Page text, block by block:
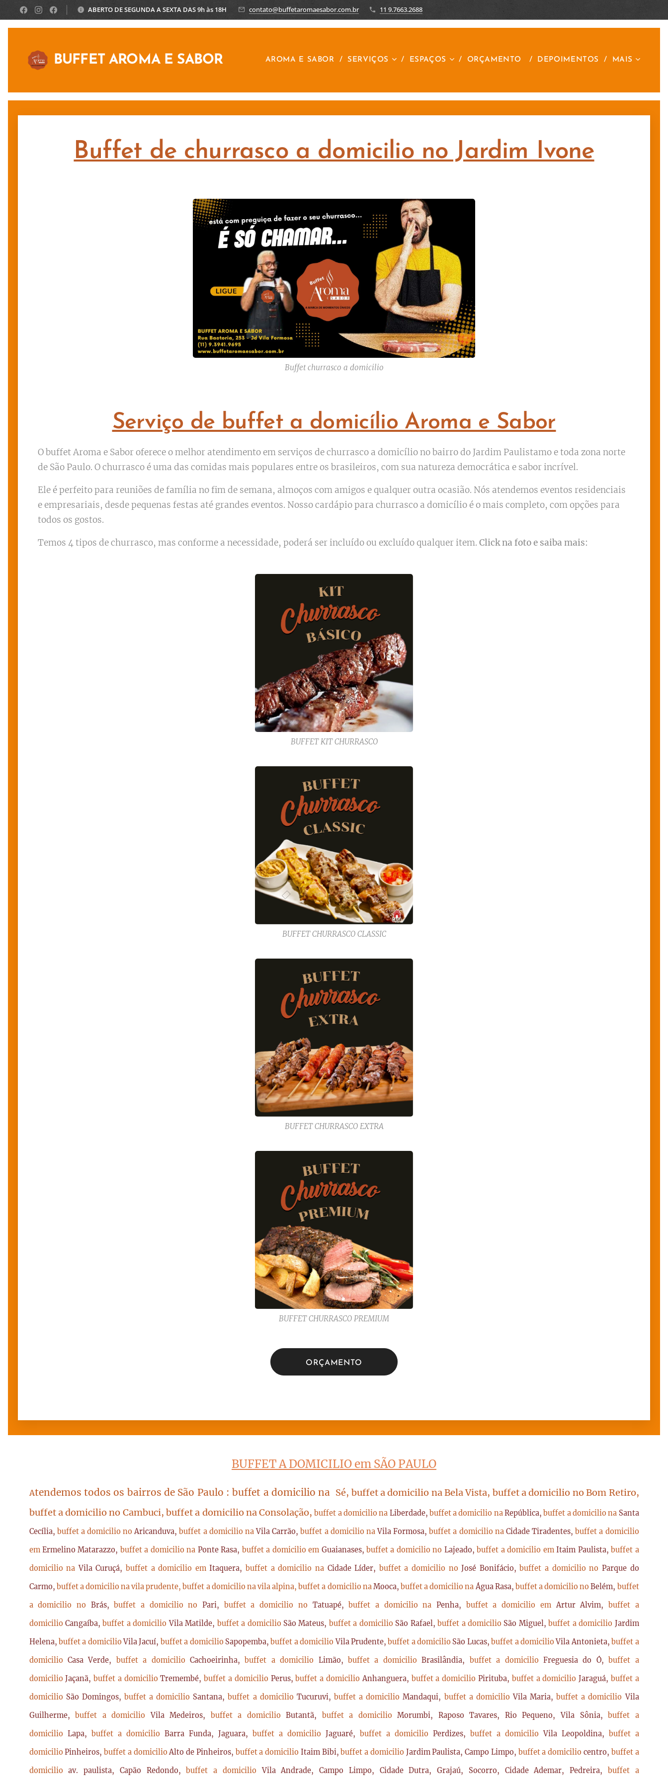
ABERTO DE SEGUNDA A SEXTA DAS 9h às 18H contato@buffetaromaesabor.com.br 11 9.7663.2688
BUFFET AROMA E SABOR AROMA E SABOR SERVIÇOS ESPAÇOS ORÇAMENTO DEPOIMENTOS MAIS
Buffet de churrasco a domicilio no Jardim Ivone
Buffet churrasco a domicilio
Serviço de buffet a domicílio Aroma e Sabor
O buffet Aroma e Sabor oferece o melhor atendimento em serviços de churrasco a domicílio no bairro do Jardim Paulistamo e toda zona norte
de São Paulo. O churrasco é uma das comidas mais populares entre os brasileiros, com sua natureza democrática e sabor incrível.
Ele é perfeito para reuniões de família no fim de semana, almoços com amigos e qualquer outra ocasião. Nós atendemos eventos residenciais
e empresariais, desde pequenas festas até grandes eventos. Nosso cardápio para churrasco a domicílio é o mais completo, com opções para
todos os gostos.
Temos 4 tipos de churrasco, mas conforme a necessidade, poderá ser incluído ou excluído qualquer item. Click na foto e saiba mais:
BUFFET KIT CHURRASCO
BUFFET CHURRASCO CLASSIC
BUFFET CHURRASCO EXTRA
BUFFET CHURRASCO PREMIUM
ORÇAMENTO
BUFFET A DOMICILIO em SÃO PAULO
Atendemos todos os bairros de São Paulo : buffet a domicilio na Sé, buffet a domicilio na Bela Vista, buffet a domicilio no Bom Retiro,
buffet a domicilio no Cambuci, buffet a domicilio na Consolação,buffet a domicilio na Liberdade, buffet a domicilio naRepública, buffet a domicilio na Santa
Cecília, buffet a domicilio noAricanduva, buffet a domicilio naVila Carrão, buffet a domicilio na Vila Formosa, buffet a domicilio na Cidade Tiradentes, buffet a domicilio
em Ermelino Matarazzo, buffet a domicilio na Ponte Rasa, buffet a domicilio em Guaianases, buffet a domicilio no Lajeado, buffet a domicilio emItaim Paulista, buffet a
domicilio na Vila Curuçá, buffet a domicilio emItaquera, buffet a domicilio na Cidade Líder, buffet a domicilio no José Bonifácio, buffet a domicilio no Parque do
Carmo, buffet a domicilio na vila prudente, buffet a domicilio na vila alpina, buffet a domicilio naMooca, buffet a domicilio naÁgua Rasa, buffet a domicilio noBelém, buffet
a domicilio no Brás, buffet a domicilio noPari, buffet a domicilio no Tatuapé, buffet a domicilio naPenha, buffet a domicilio emArtur Alvim, buffet a
domicilio Cangaíba, buffet a domicilio Vila Matilde, buffet a domicilio São Mateus, buffet a domicilio São Rafael, buffet a domicilio São Miguel, buffet a domicilio Jardim
Helena, buffet a domicilioVila Jacuí, buffet a domicilio Sapopemba, buffet a domicilio Vila Prudente, buffet a domicilio São Lucas, buffet a domicilioVila Antonieta, buffet a
domicilio Casa Verde, buffet a domicilio Cachoeirinha, buffet a domicilio Limão, buffet a domicilioBrasilândia, buffet a domicilio Freguesia do Ó, buffet a
domicilio Jaçanã, buffet a domicilioTremembé, buffet a domicilio Perus, buffet a domicilioAnhanguera, buffet a domicilio Pirituba, buffet a domicilio Jaraguá, buffet a
domicilio São Domingos, buffet a domicilio Santana, buffet a domicilio Tucuruvi, buffet a domicilioMandaqui, buffet a domicilio Vila Maria, buffet a domicilio Vila
Guilherme, buffet a domicilio Vila Medeiros, buffet a domicilioButantã, buffet a domicilioMorumbi, Raposo Tavares, Rio Pequeno, Vila Sônia, buffet a
domicilio Lapa, buffet a domicilio Barra Funda, Jaguara, buffet a domicilio Jaguaré, buffet a domicilio Perdizes, buffet a domicilio Vila Leopoldina, buffet a
domicilioPinheiros, buffet a domicilioAlto de Pinheiros, buffet a domicilio Itaim Bibi, buffet a domicilio Jardim Paulista, Campo Limpo, buffet a domiciliocentro, buffet a
domicilioav. paulista, Capão Redondo, buffet a domicilio Vila Andrade, Campo Limpo, Cidade Dutra, Grajaú, Socorro, Cidade Ademar, Pedreira, buffet a